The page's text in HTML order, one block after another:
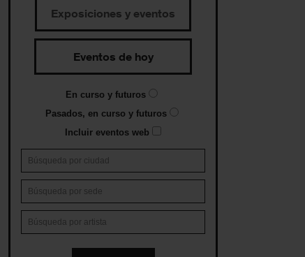
Exposiciones y eventos
Eventos de hoy
En curso y futuros
Pasados, en curso y futuros
Incluir eventos web